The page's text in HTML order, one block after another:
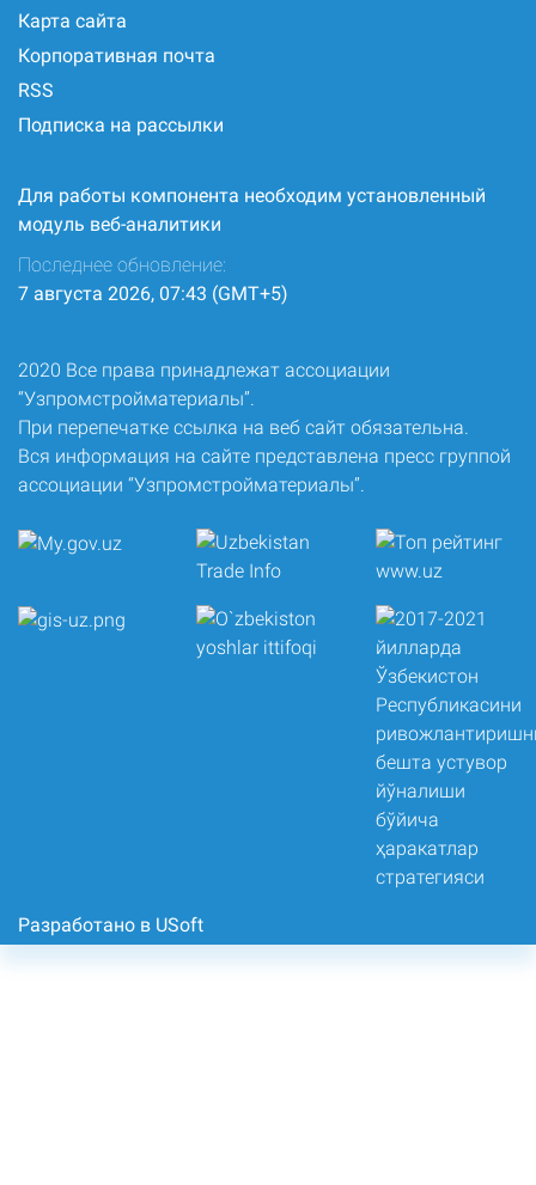
Карта сайта
Корпоративная почта
RSS
Подписка на рассылки
Для работы компонента необходим установленный
модуль веб-аналитики
Последнее обновление:
7 августа 2026, 07:43 (GMT+5)
2020 Все права принадлежат ассоциации
“Узпромстройматериалы”.
При перепечатке ссылка на веб сайт обязательна.
Вся информация на сайте представлена пресс группой
ассоциации “Узпромстройматериалы”.
Разработано в USoft